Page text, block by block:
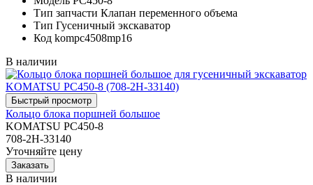
Тип запчасти Клапан переменного объема
Тип Гусеничный экскаватор
Код kompc4508mp16
В наличии
Кольцо блока поршней большое
KOMATSU PC450-8
708-2H-33140
Уточняйте цену
В наличии